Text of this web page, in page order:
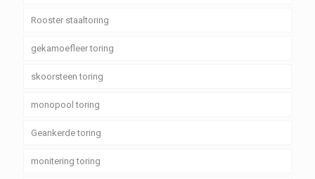
Rooster staaltoring
gekamoefleer toring
skoorsteen toring
monopool toring
Geankerde toring
monitering toring